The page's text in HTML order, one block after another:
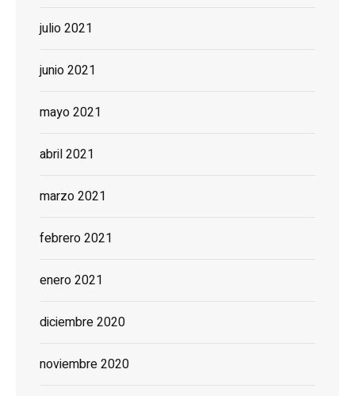
julio 2021
junio 2021
mayo 2021
abril 2021
marzo 2021
febrero 2021
enero 2021
diciembre 2020
noviembre 2020